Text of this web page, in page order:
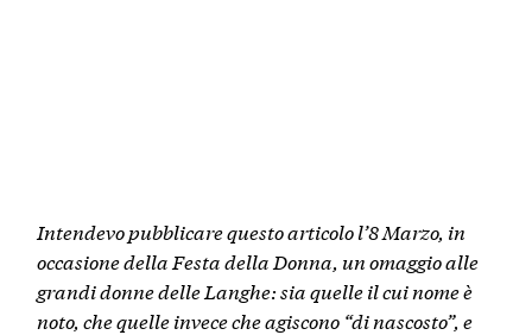
Intendevo pubblicare questo articolo l’8 Marzo, in
occasione della Festa della Donna, unomaggioalle
grandidonne delle Langhe: sia quelle il cui nome è
noto, che quelle invece che agiscono “di nascosto”, e